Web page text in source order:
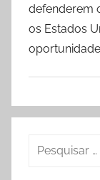
defenderem
os Estados
Pesquisar